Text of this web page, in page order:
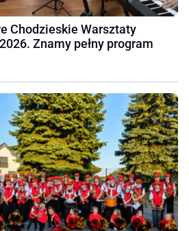
Chodzieskie Warsztaty
Znamy pełny program